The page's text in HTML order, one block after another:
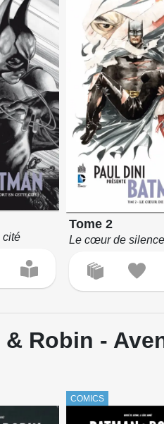
cité
Tome 2
Le cœur de silence
& Robin -
COMICS